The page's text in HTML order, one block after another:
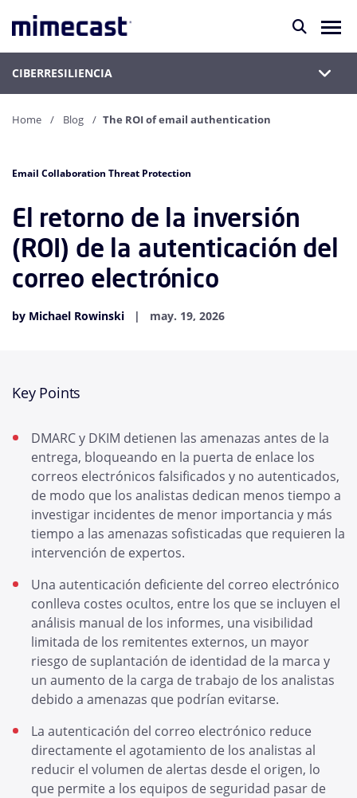
CIBERRESILIENCIA
Home Blog The ROI of email authentication
Email Collaboration Threat Protection
El retorno de la inversión
(ROI) de la autenticación del
correo electrónico
by Michael Rowinski may. 19, 2026
Key Points
DMARC y DKIM detienen las amenazas antes de la
entrega, bloqueando en la puerta de enlace los
correos electrónicos falsificados y no autenticados,
de modo que los analistas dedican menos tiempo a
investigar incidentes de menor importancia y más
tiempo a las amenazas sofisticadas que requieren la
intervención de expertos.
Una autenticación deficiente del correo electrónico
conlleva costes ocultos, entre los que se incluyen el
análisis manual de los informes, una visibilidad
limitada de los remitentes externos, un mayor
riesgo de suplantación de identidad de la marca y
un aumento de la carga de trabajo de los analistas
debido a amenazas que podrían evitarse.
La autenticación del correo electrónico reduce
directamente el agotamiento de los analistas al
reducir el volumen de alertas desde el origen, lo
que permite a los equipos de seguridad pasar de